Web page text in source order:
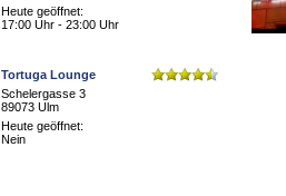
Heute geöffnet:
17:00 Uhr - 23:00 Uhr
Tortuga Lounge
Schelergasse 3
89073 Ulm
Heute geöffnet:
Nein